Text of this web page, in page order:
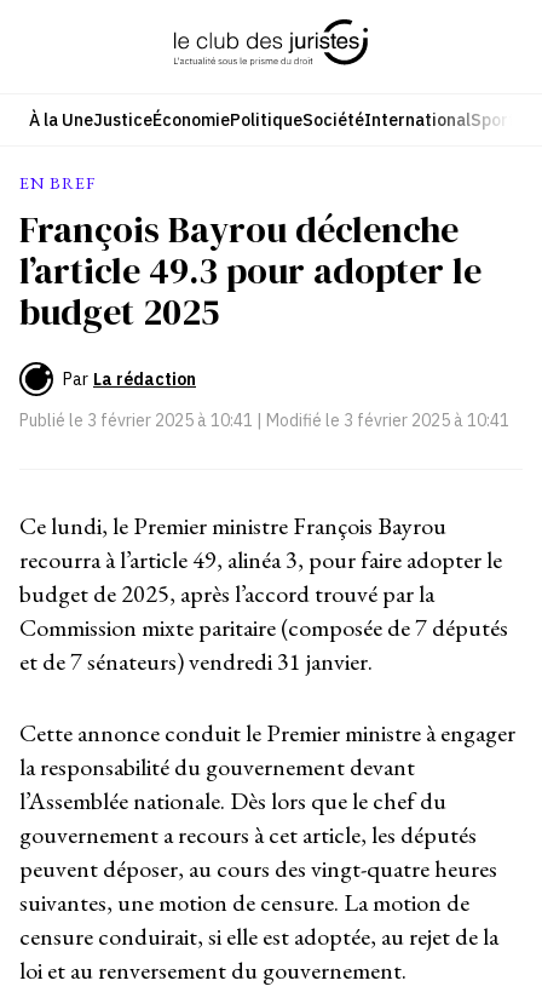
À la UneJusticeÉconomiePolitiqueSociétéInternationalSport
EN BREF
François Bayrou déclenche
l’article 49.3 pour adopter le
budget 2025
Par La rédaction
Publié le 3 février 2025 à 10:41 | Modifié le 3 février 2025 à 10:41
Ce lundi, le Premier ministre François Bayrou
recourra à l’article 49, alinéa 3, pour faire adopter le
budget de 2025, après l’accord trouvé par la
Commission mixte paritaire (composée de 7 députés
et de 7 sénateurs) vendredi 31 janvier.
Cette annonce conduit le Premier ministre à engager
la responsabilité du gouvernement devant
l’Assemblée nationale. Dès lors que le chef du
gouvernement a recours à cet article, les députés
peuvent déposer, au cours des vingt-quatre heures
suivantes, une motion de censure. La motion de
censure conduirait, si elle est adoptée, au rejet de la
loi et au renversement du gouvernement.